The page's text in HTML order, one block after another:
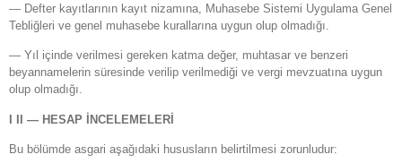
— Defter kayıtlarının kayıt nizamına, Muhasebe Sistemi Uygulama Genel
Tebliğleri ve genel muhasebe kurallarına uygun olup olmadığı.
— Yıl içinde verilmesi gereken katma değer, muhtasar ve benzeri
beyannamelerin süresinde verilip verilmediği ve vergi mevzuatına uygun
olup olmadığı.
I II — HESAP İNCELEMELERİ
Bu bölümde asgari aşağıdaki hususların belirtilmesi zorunludur: